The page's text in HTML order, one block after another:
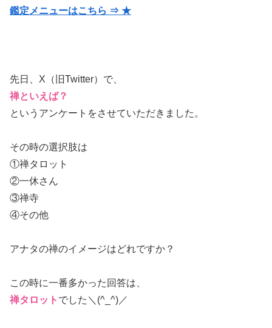
鑑定メニューはこちら ⇒ ★
先日、X（旧Twitter）で、
禅といえば？
というアンケートをさせていただきました。
その時の選択肢は
①禅タロット
②一休さん
③禅寺
④その他
アナタの禅のイメージはどれですか？
この時に一番多かった回答は、
禅タロット でした＼(^_^)／